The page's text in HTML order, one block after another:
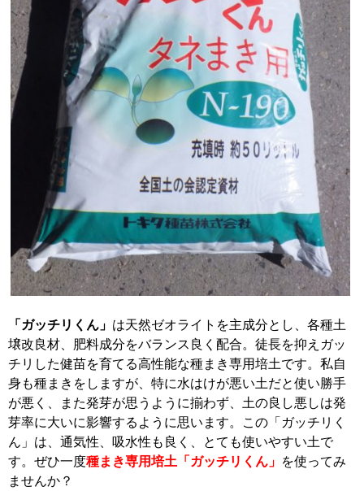
「ガッチリくん」 は天然ゼオライトを主成分とし、各種土
壌改良材、肥料成分をバランス良く配合。徒長を抑えガッ
チリした健苗を育てる高性能な種まき専用培土です。私自
身も種まきをしますが、特に水はけが悪い土だと使い勝手
が悪く、また発芽が思うように揃わず、土の良し悪しは発
芽率に大いに影響するように思います。この「ガッチリく
ん」は、通気性、吸水性も良く、とても使いやすい土で
す。ぜひ一度種まき専用培土「ガッチリくん」 を使ってみ
ませんか？